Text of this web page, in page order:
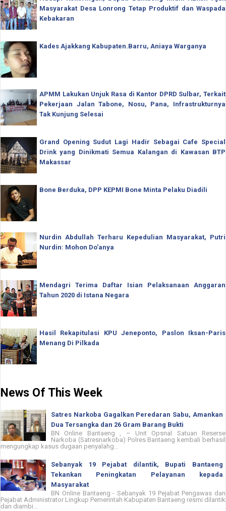
Masyarakat Desa Lonrong Tetap Produktif dan Waspada
Kebakaran
Kades Ajakkang Kabupaten.Barru, Aniaya Warganya
APMM Lakukan Unjuk Rasa di Kantor DPRD Sulbar, Terkait
Pekerjaan Jalan Tabone, Nosu, Pana, Infrastrukturnya
Tak Kunjung Selesai
Grand Opening Sudut Lagi Hadir Sebagai Cafe Special
Drink yang Dinikmati Semua Kalangan di Kawasan BTP
Makassar
Bone Berduka, DPP KEPMI Bone Minta Pelaku Diadili
Nurdin Abdullah Terharu Kepedulian Masyarakat, Putri
Nurdin: Mohon Do'anya
Mendagri Terima Daftar Isian Pelaksanaan Anggaran
Tahun 2020 di Istana Negara
Hasil Rekapitulasi KPU Jeneponto, Paslon Iksan-Paris
Menang Di Pilkada
News Of This Week
Satres Narkoba Gagalkan Peredaran Sabu, Amankan
Dua Tersangka dan 26 Gram Barang Bukti
BN Online Bantaeng , – Unit Opsnal Satuan Reserse
Narkoba (Satresnarkoba) Polres Bantaeng kembali berhasil
mengungkap kasus dugaan penyalahg...
Sebanyak 19 Pejabat dilantik, Bupati Bantaeng
Tekankan Peningkatan Pelayanan kepada
Masyarakat
BN Online Bantaeng - Sebanyak 19 Pejabat Pengawas dan
Pejabat Administrator Lingkup Pemerintah Kabupaten Bantaeng resmi dilantik
dan diambi...